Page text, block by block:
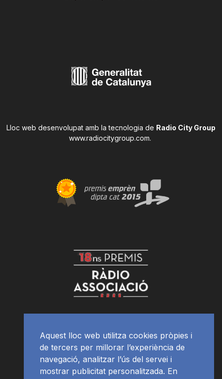
Lloc web desenvolupat amb la tecnologia de Radio City Group
www.radiocitygroup.com.
Aquest lloc web utilitza cookies pròpies i
de tercers per millorar l’experiència de
navegació, analitzar l’ús del servei i
mostrar publicitat personalitzada. En